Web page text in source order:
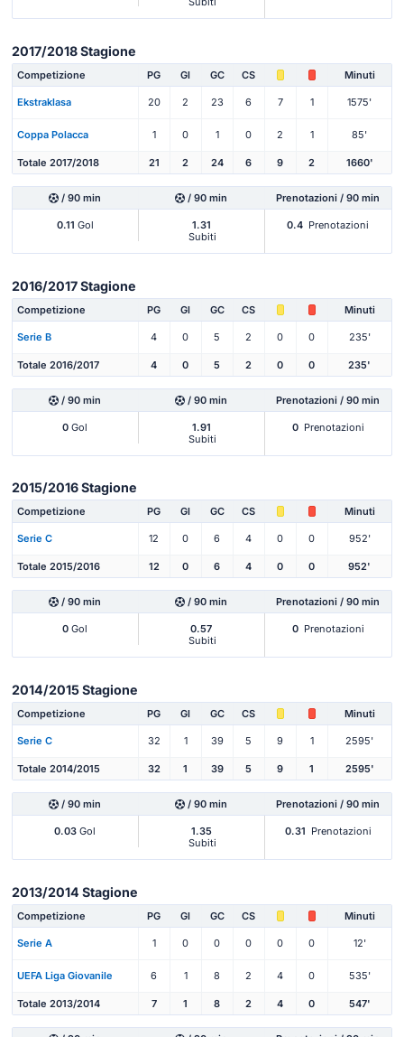
2017/2018 Stagione
Competizione PG Gl GC CS Minuti
Ekstraklasa 20 2 23 6 7 1 1575'
Coppa Polacca 1 0 1 0 2 1 85'
Totale 2017/2018 21 2 24 6 9 2 1660'
/ 90 min / 90 min Prenotazioni / 90 min
0.11 Gol
1.31
Subiti
0.4 Prenotazioni
2016/2017 Stagione
Competizione PG Gl GC CS Minuti
Serie B 4 0 5 2 0 0 235'
Totale 2016/2017 4 0 5 2 0 0 235'
/ 90 min / 90 min Prenotazioni / 90 min
0 Gol
1.91
Subiti
0 Prenotazioni
2015/2016 Stagione
Competizione PG Gl GC CS Minuti
Serie C 12 0 6 4 0 0 952'
Totale 2015/2016 12 0 6 4 0 0 952'
/ 90 min / 90 min Prenotazioni / 90 min
0 Gol
0.57
Subiti
0 Prenotazioni
2014/2015 Stagione
Competizione PG Gl GC CS Minuti
Serie C 32 1 39 5 9 1 2595'
Totale 2014/2015 32 1 39 5 9 1 2595'
/ 90 min / 90 min Prenotazioni / 90 min
0.03 Gol
1.35
Subiti
0.31 Prenotazioni
2013/2014 Stagione
Competizione PG Gl GC CS Minuti
Serie A 1 0 0 0 0 0 12'
UEFA Liga Giovanile 6 1 8 2 4 0 535'
Totale 2013/2014 7 1 8 2 4 0 547'